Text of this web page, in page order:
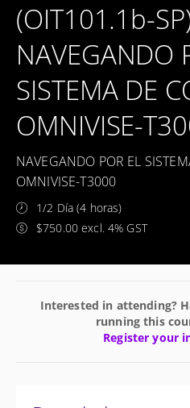
(OIT101.1b-
NAVEGANDO
SISTEMA DE
OMNIVISE-
NAVEGANDO POR EL
OMNIVISE-T3000
1/2 Día (4 horas)
$750.00 excl. 4% GST
Interested in attending?
running this
Register your